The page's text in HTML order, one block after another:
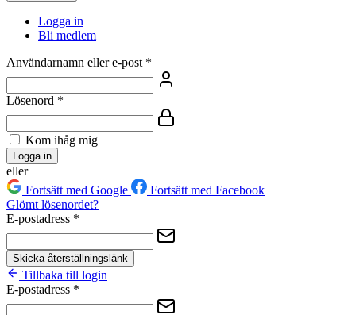
Logga in
Bli medlem
Användarnamn eller e-post *
Lösenord *
Kom ihåg mig
Logga in
eller
Fortsätt med Google
Fortsätt med Facebook
Glömt lösenordet?
E-postadress *
Skicka återställningslänk
Tillbaka till login
E-postadress *